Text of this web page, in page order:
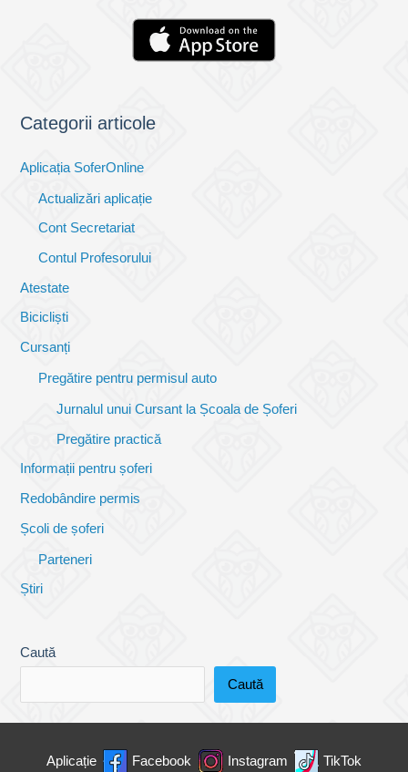
Categorii articole
Aplicația SoferOnline
Actualizări aplicație
Cont Secretariat
Contul Profesorului
Atestate
Bicicliști
Cursanți
Pregătire pentru permisul auto
Jurnalul unui Cursant la Școala de Șoferi
Pregătire practică
Informații pentru șoferi
Redobândire permis
Școli de șoferi
Parteneri
Știri
Caută
Caută
Aplicație Facebook Instagram TikTok